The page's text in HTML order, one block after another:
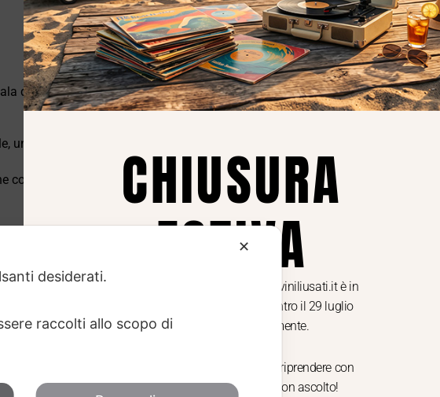
di valutazione dei
un po’ di storia.
comprare vinili
Privacy
Privacy Policy
Cookie Policy (UE)
✕
desiderati.
raccolti allo scopo di
CHIUSURA
ESTIVA
Dal 29 luglio al 31 agosto venditaviniliusati.it è in
pausa estiva. Gli ordini ricevuti entro il 29 luglio
saranno spediti regolarmente.
Torniamo il 1 settembre, pronti a riprendere con
nuovi arrivi. Buona estate e buon ascolto!